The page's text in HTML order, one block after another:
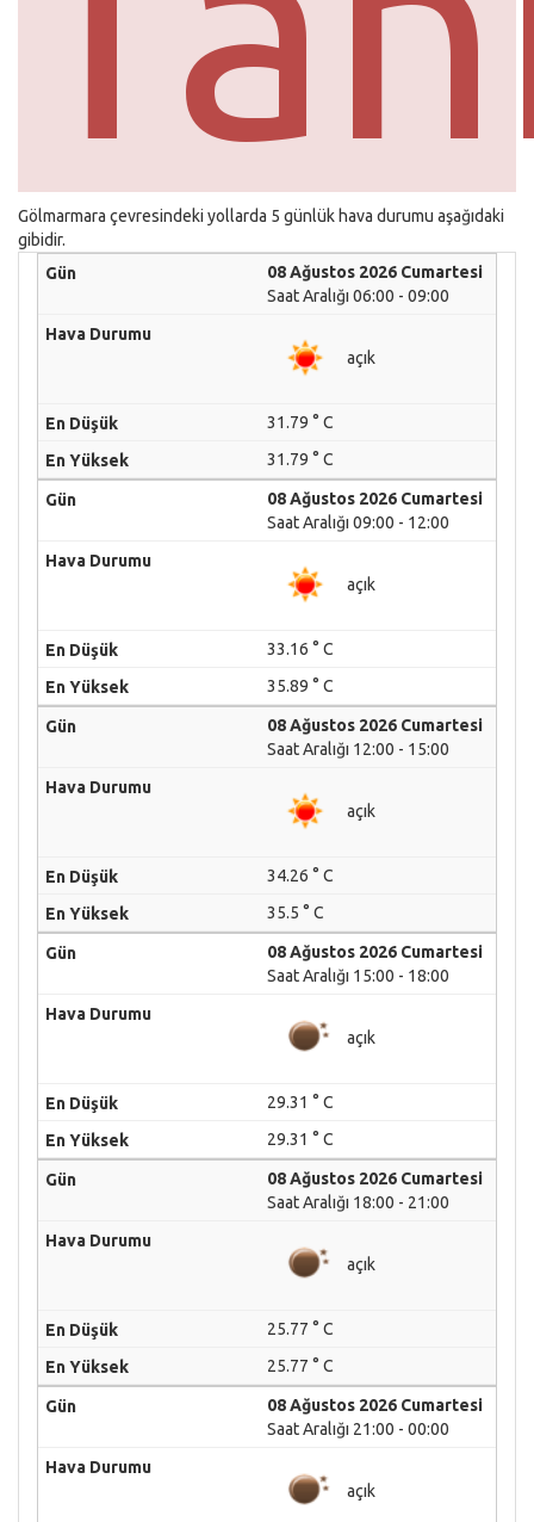
Gölmarmara çevresindeki yollarda 5 günlük hava durumu aşağıdaki
gibidir.
08 Ağustos 2026 Cumartesi
Saat Aralığı 06:00 - 09:00
açık
31.79 ° C
31.79 ° C
08 Ağustos 2026 Cumartesi
Saat Aralığı 09:00 - 12:00
açık
33.16 ° C
35.89 ° C
08 Ağustos 2026 Cumartesi
Saat Aralığı 12:00 - 15:00
açık
34.26 ° C
35.5 ° C
08 Ağustos 2026 Cumartesi
Saat Aralığı 15:00 - 18:00
açık
29.31 ° C
29.31 ° C
08 Ağustos 2026 Cumartesi
Saat Aralığı 18:00 - 21:00
açık
25.77 ° C
25.77 ° C
08 Ağustos 2026 Cumartesi
Saat Aralığı 21:00 - 00:00
açık